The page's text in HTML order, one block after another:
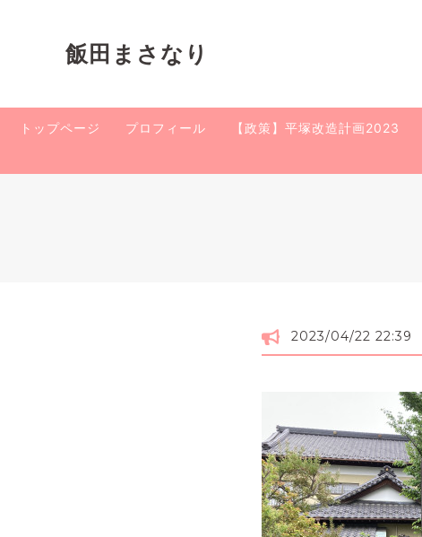
飯田まさなり
トップページ プロフィール 【政策】平塚改造計画2023
2023/04/22 22:39